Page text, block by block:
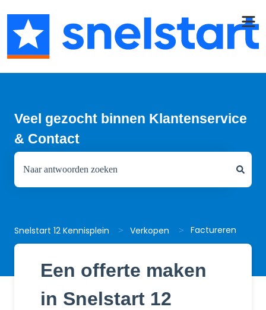
Veel gezocht binnen Klantenservice
& Contact
Snelstart 12 Kennisplein Verkopen Factureren
Een offerte maken
in Snelstart 12